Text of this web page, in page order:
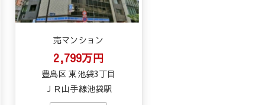
売マンション
2,799万円
豊島区 東池袋3丁目
ＪＲ山手線池袋駅